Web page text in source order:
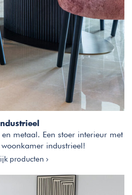
Industrieel
metaal. Een stoer interieur met
industrieel!
producten